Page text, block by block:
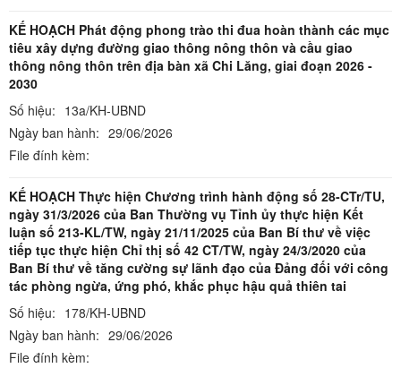
KẾ HOẠCH Phát động phong trào thi đua hoàn thành các mục
tiêu xây dựng đường giao thông nông thôn và cầu giao
thông nông thôn trên địa bàn xã Chi Lăng, giai đoạn 2026 -
2030
Số hiệu: 13a/KH-UBND
Ngày ban hành: 29/06/2026
File đính kèm:
KẾ HOẠCH Thực hiện Chương trình hành động số 28-CTr/TU,
ngày 31/3/2026 của Ban Thường vụ Tỉnh ủy thực hiện Kết
luận số 213-KL/TW, ngày 21/11/2025 của Ban Bí thư về việc
tiếp tục thực hiện Chỉ thị số 42 CT/TW, ngày 24/3/2020 của
Ban Bí thư về tăng cường sự lãnh đạo của Đảng đối với công
tác phòng ngừa, ứng phó, khắc phục hậu quả thiên tai
Số hiệu: 178/KH-UBND
Ngày ban hành: 29/06/2026
File đính kèm: